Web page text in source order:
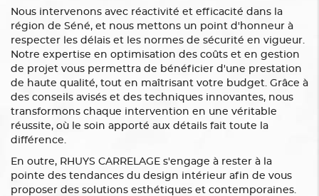
Nous intervenons avec réactivité et efficacité dans la
région de Séné, et nous mettons un point d'honneur à
respecter les délais et les normes de sécurité en vigueur.
Notre expertise en optimisation des coûts et en gestion
de projet vous permettra de bénéficier d'une prestation
de haute qualité, tout en maîtrisant votre budget. Grâce à
des conseils avisés et des techniques innovantes, nous
transformons chaque intervention en une véritable
réussite, où le soin apporté aux détails fait toute la
différence.
En outre, RHUYS CARRELAGE s'engage à rester à la
pointe des tendances du design intérieur afin de vous
proposer des solutions esthétiques et contemporaines.